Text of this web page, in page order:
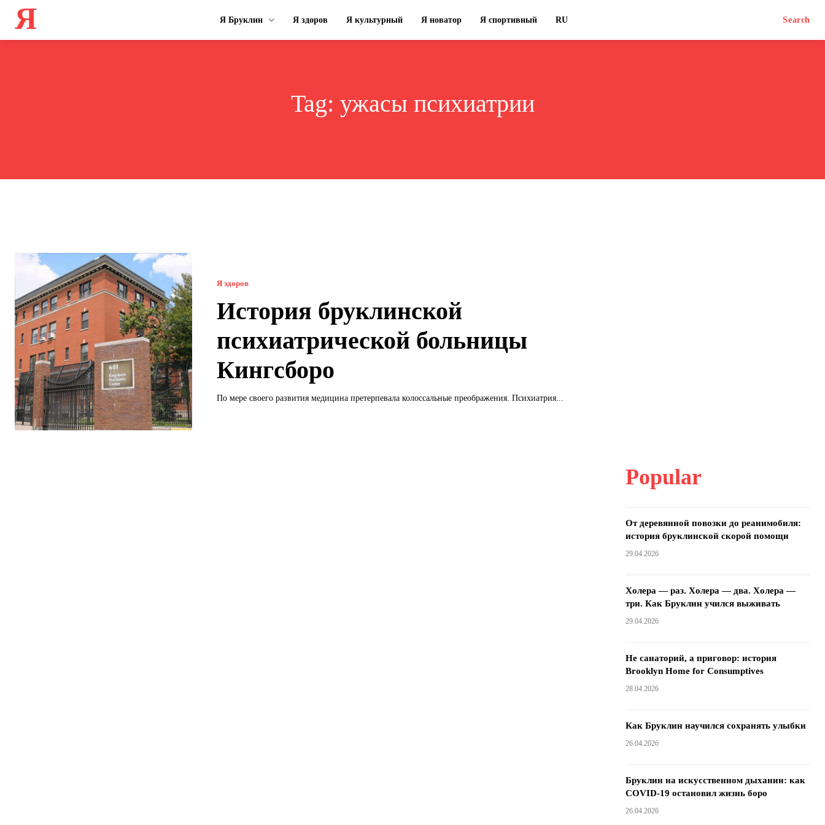
Я Я Бруклин Я здоров Я культурный Я новатор Я спортивный RU Search
Tag: ужасы психиатрии
Я здоров
История бруклинской
психиатрической больницы
Кингсборо
По мере своего развития медицина претерпевала колоссальные преображения. Психиатрия...
Popular
От деревянной повозки до реанимобиля:
история бруклинской скорой помощи
29.04.2026
Холера — раз. Холера — два. Холера —
три. Как Бруклин учился выживать
29.04.2026
Не санаторий, а приговор: история
Brooklyn Home for Consumptives
28.04.2026
Как Бруклин научился сохранять улыбки
26.04.2026
Бруклин на искусственном дыхании: как
COVID-19 остановил жизнь боро
26.04.2026